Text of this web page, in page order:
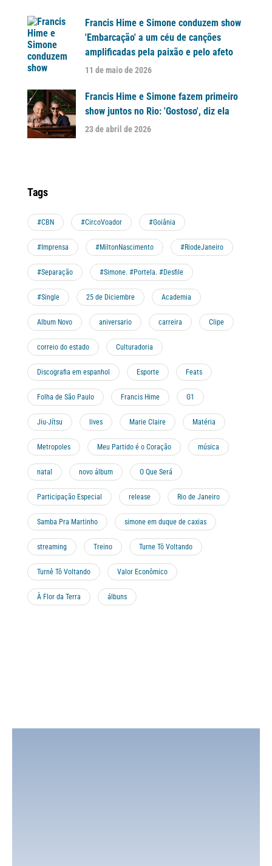
Francis Hime e Simone conduzem show
'Embarcação' a um céu de canções
amplificadas pela paixão e pelo afeto
11 de maio de 2026
Francis Hime e Simone fazem primeiro
show juntos no Rio: 'Gostoso', diz ela
23 de abril de 2026
Tags
#CBN #CircoVoador #Goiânia
#Imprensa #MiltonNascimento #RiodeJaneiro
#Separação #Simone. #Portela. #Desfile
#Single 25 de Diciembre Academia
Album Novo aniversario carreira Clipe
correio do estado Culturadoria
Discografia em espanhol Esporte Feats
Folha de São Paulo Francis Hime G1
Jiu-Jítsu lives Marie Claire Matéria
Metropoles Meu Partido é o Coração música
natal novo álbum O Que Será
Participação Especial release Rio de Janeiro
Samba Pra Martinho simone em duque de caxias
streaming Treino Turne Tô Voltando
Turnê Tô Voltando Valor Econômico
À Flor da Terra álbuns